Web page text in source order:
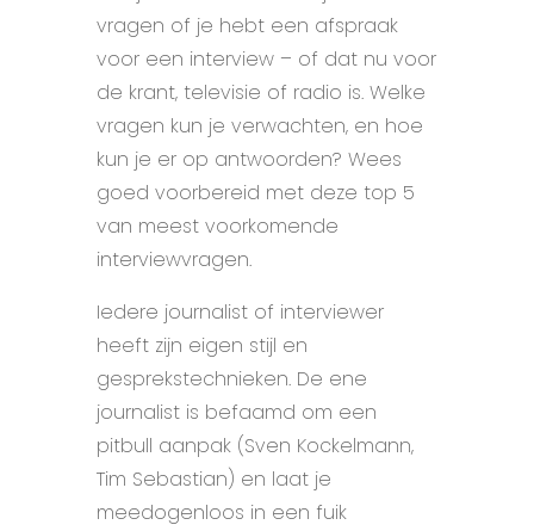
vragen of je hebt een afspraak
voor een interview – of dat nu voor
de krant, televisie of radio is. Welke
vragen kun je verwachten, en hoe
kun je er op antwoorden? Wees
goed voorbereid met deze top 5
van meest voorkomende
interviewvragen.
Iedere journalist of interviewer
heeft zijn eigen stijl en
gesprekstechnieken. De ene
journalist is befaamd om een
pitbull aanpak (Sven Kockelmann,
Tim Sebastian) en laat je
meedogenloos in een fuik